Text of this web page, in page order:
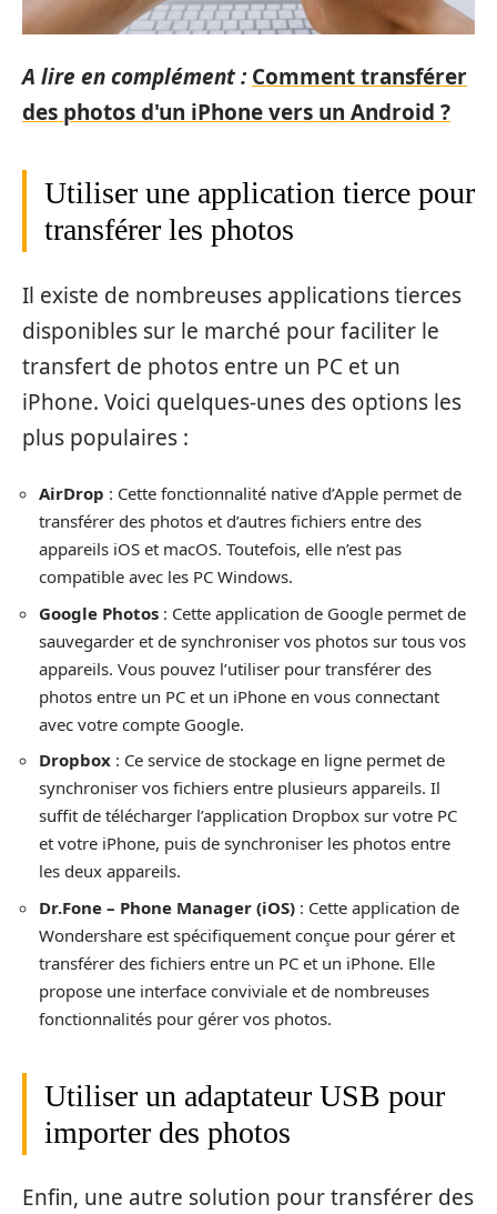
A lire en complément : Comment transférer
des photos d'un iPhone vers un Android ?
Utiliser une application tierce pour
transférer les photos
Il existe de nombreuses applications tierces
disponibles sur le marché pour faciliter le
transfert de photos entre un PC et un
iPhone. Voici quelques-unes des options les
plus populaires :
AirDrop : Cette fonctionnalité native d’Apple permet de
transférer des photos et d’autres fichiers entre des
appareils iOS et macOS. Toutefois, elle n’est pas
compatible avec les PC Windows.
Google Photos : Cette application de Google permet de
sauvegarder et de synchroniser vos photos sur tous vos
appareils. Vous pouvez l’utiliser pour transférer des
photos entre un PC et un iPhone en vous connectant
avec votre compte Google.
Dropbox : Ce service de stockage en ligne permet de
synchroniser vos fichiers entre plusieurs appareils. Il
suffit de télécharger l’application Dropbox sur votre PC
et votre iPhone, puis de synchroniser les photos entre
les deux appareils.
Dr.Fone – Phone Manager (iOS) : Cette application de
Wondershare est spécifiquement conçue pour gérer et
transférer des fichiers entre un PC et un iPhone. Elle
propose une interface conviviale et de nombreuses
fonctionnalités pour gérer vos photos.
Utiliser un adaptateur USB pour
importer des photos
Enfin, une autre solution pour transférer des